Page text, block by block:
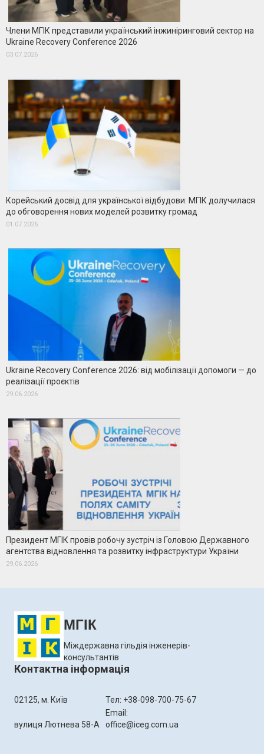
Члени МГІК представили український інжиніринговий сектор на
Ukraine Recovery Conference 2026
03.07.2026
Корейський досвід для української відбудови: МГІК долучилася
до обговорення нових моделей розвитку громад
01.07.2026
Ukraine Recovery Conference 2026: від мобілізації допомоги — до
реалізації проєктів
29.06.2026
Президент МГІК провів робочу зустріч із Головою Державного
агентства відновлення та розвитку інфраструктури України
29.06.2026
МГІК
Міждержавна гільдія інженерів-
консультантів
Контактна інформація
02125, м. Київ
вулиця Лютнева 58-А
Тел: +38-098-700-75-67
Email:
office@iceg.com.ua